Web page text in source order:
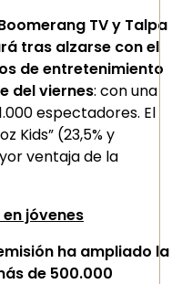
TV y Talpa
tras alzarse con el
de entretenimiento
del viernes: con una
espectadores. El
Kids” (23,5% y
ventaja de la
jóvenes
ha ampliado la
de 500.000